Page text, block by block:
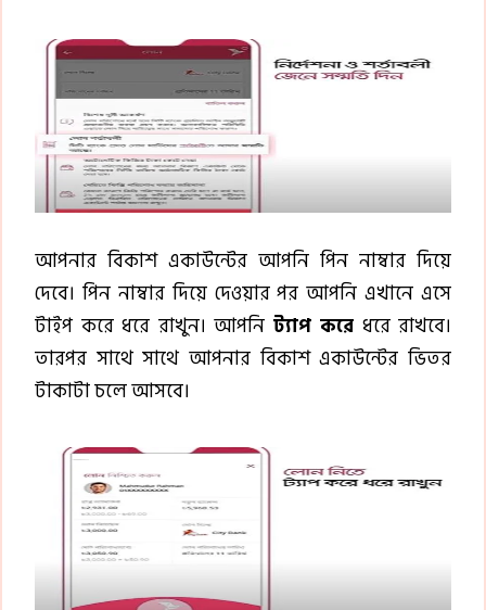
আপনার বিকাশ একাউন্টের আপনি পিন নাম্বার দিয়ে
দেবে। পিন নাম্বার দিয়ে দেওয়ার পর আপনি এখানে এসে
টাইপ করে ধরে রাখুন। আপনি ট্যাপ করে ধরে রাখবে।
তারপর সাথে সাথে আপনার বিকাশ একাউন্টের ভিতর
টাকাটা চলে আসবে।